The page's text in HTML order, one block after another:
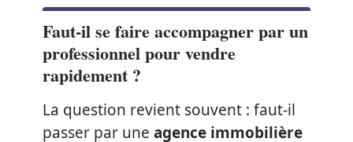
Faut-il se faire accompagner par un
professionnel pour vendre
rapidement ?
La question revient souvent : faut-il
passer par une agence immobilière